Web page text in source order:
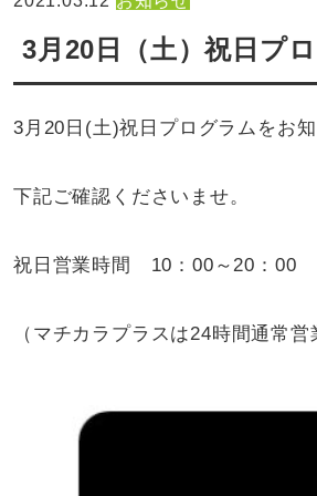
3月20日（土）祝日プ
3月20日(土)祝日プログラムをお知
下記ご確認くださいませ。
祝日営業時間 10：00～20：00
（マチカラプラスは24時間通常営